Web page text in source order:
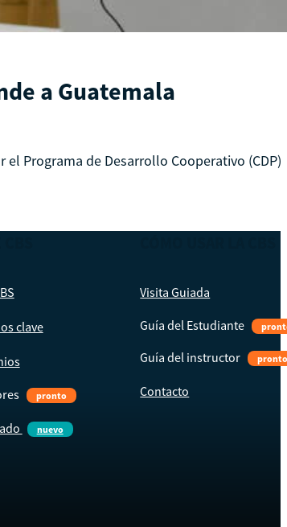
a Guatemala
el Programa de Desarrollo Cooperativo (CDP)
clave
pronto
nuevo
Visita Guiada
Guía del Estudiante
Guía del instructor
Contacto